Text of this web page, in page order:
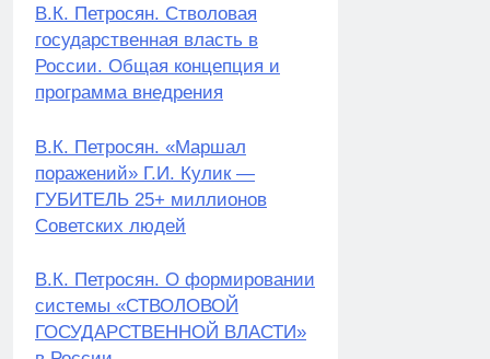
В.К. Петросян. Стволовая
государственная власть в
России. Общая концепция и
программа внедрения
В.К. Петросян. «Маршал
поражений» Г.И. Кулик —
ГУБИТЕЛЬ 25+ миллионов
Советских людей
В.К. Петросян. О формировании
системы «СТВОЛОВОЙ
ГОСУДАРСТВЕННОЙ ВЛАСТИ»